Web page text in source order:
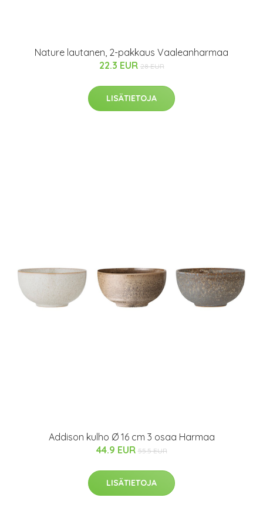
Nature lautanen, 2-pakkaus Vaaleanharmaa
22.3 EUR 28 EUR
LISÄTIETOJA
Addison kulho Ø 16 cm 3 osaa Harmaa
44.9 EUR 55.5 EUR
LISÄTIETOJA